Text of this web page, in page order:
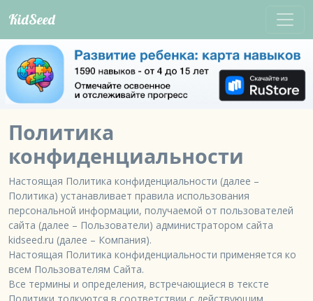
KidSeed
Политика
конфиденциальности
Настоящая Политика конфиденциальности (далее –
Политика) устанавливает правила использования
персональной информации, получаемой от пользователей
сайта (далее – Пользователи) администратором сайта
kidseed.ru (далее – Компания).
Настоящая Политика конфиденциальности применяется ко
всем Пользователям Сайта.
Все термины и определения, встречающиеся в тексте
Политики толкуются в соответствии с действующим